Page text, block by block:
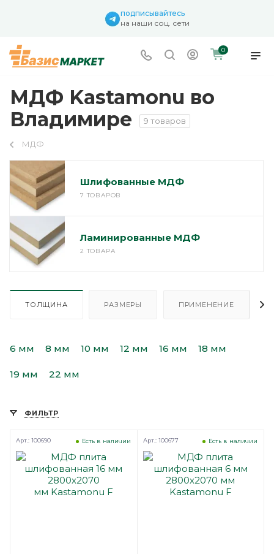
подписывайтесь
на наши соц. сети
0
МДФ Kastamonu во
Владимире
9 товаров
МДФ
Шлифованные МДФ
7 ТОВАРОВ
Ламинированные МДФ
2 ТОВАРА
ТОЛЩИНА РАЗМЕРЫ ПРИМЕНЕНИЕ
6 мм 8 мм 10 мм 12 мм 16 мм 18 мм
19 мм 22 мм
ФИЛЬТР
Есть в наличии
Арт.: 100690 Есть в наличии
Арт.: 100677